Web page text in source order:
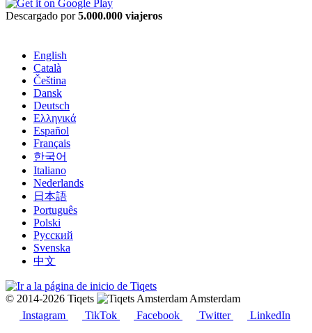
Descargado por5.000.000 viajeros
English
Català
Čeština
Dansk
Deutsch
Ελληνικά
Español
Français
한국어
Italiano
Nederlands
日本語
Português
Polski
Русский
Svenska
中文
© 2014-2026 Tiqets
Amsterdam
Instagram
TikTok Facebook Twitter LinkedIn